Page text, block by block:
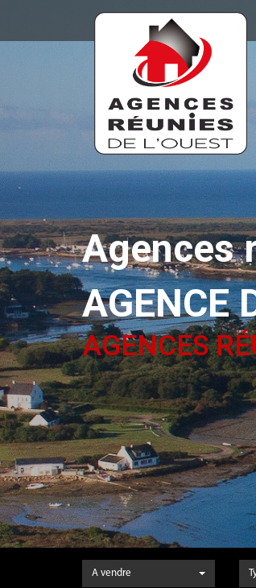
Agences
AGENCE
AGENCES
A vendre